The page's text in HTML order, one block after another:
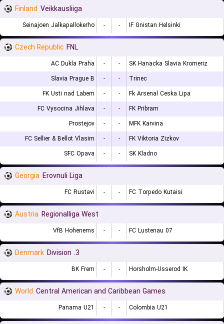
Finland Veikkausliiga
Seinajoen Jalkapallokerho - - IF Gnistan Helsinki
Czech Republic FNL
AC Dukla Praha - -
SK Hanacka Slavia Kromeriz
Slavia Prague B
- -
Trinec
FK Usti nad Labem
- -
Fk Arsenal Ceska Lipa
FC Vysocina Jihlava
- -
FK Pribram
Prostejov
- -
MFK Karvina
FC Sellier & Bellot Vlasim
- -
FK Viktoria Zizkov
SFC Opava
- - SK Kladno
Georgia Erovnuli Liga
FC Rustavi - - FC Torpedo Kutaisi
Austria Regionalliga West
VfB Hohenems - - FC Lustenau 07
Denmark 3. Division
BK Frem - - Horsholm-Usserod IK
World Central American and Caribbean Games
Panama U21 - - Colombia U21